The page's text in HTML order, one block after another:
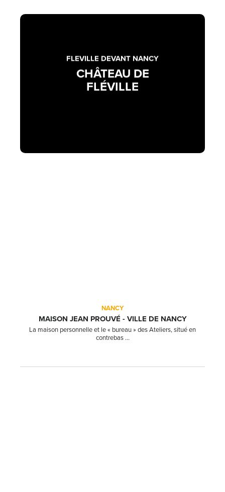
FLEVILLE DEVANT NANCY
CHÂTEAU DE
FLÉVILLE
NANCY
MAISON JEAN PROUVÉ - VILLE DE NANCY
La maison personnelle et le « bureau » des Ateliers, situé en
contrebas ...